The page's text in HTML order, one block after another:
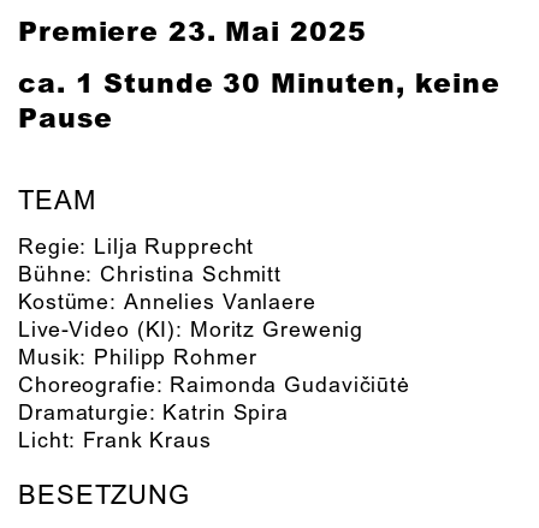
Premiere 23. Mai 2025
ca. 1 Stunde 30 Minuten, keine
Pause
TEAM
Regie: Lilja Rupprecht
Bühne: Christina Schmitt
Kostüme: Annelies Vanlaere
Live-Video (KI): Moritz Grewenig
Musik: Philipp Rohmer
Choreografie: Raimonda Gudavičiūtė
Dramaturgie: Katrin Spira
Licht: Frank Kraus
BESETZUNG